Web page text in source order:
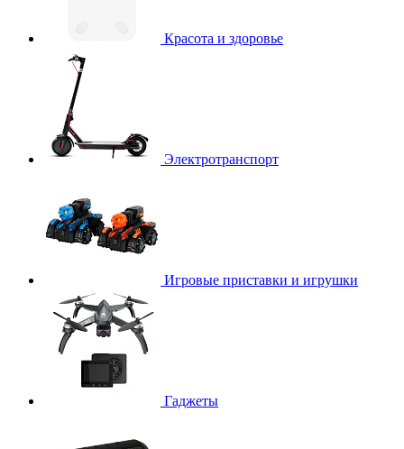
Красота и здоровье
Электротранспорт
Игровые приставки и игрушки
Гаджеты